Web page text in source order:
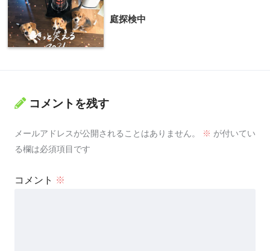
庭探検中
コメントを残す
メールアドレスが公開されることはありません。 ※ が付いてい
る欄は必須項目です
コメント ※